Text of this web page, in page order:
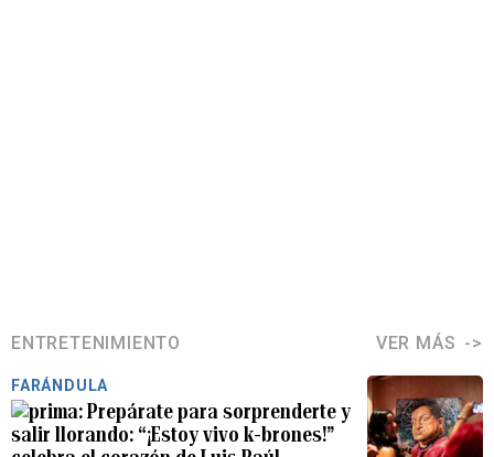
ENTRETENIMIENTO VER MÁS
FARÁNDULA
Prepárate para sorprenderte y
salir llorando: “¡Estoy vivo k-brones!”